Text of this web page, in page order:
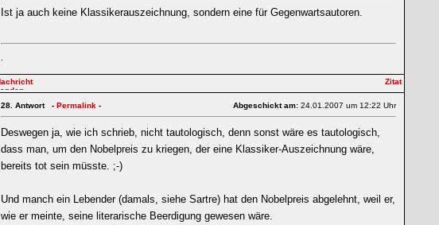
Ist ja auch keine Klassikerauszeichnung, sondern eine für Gegenwartsautoren.
.
28. Antwort - Permalink - Abgeschickt am: 24.01.2007 um 12:22 Uhr
Deswegen ja, wie ich schrieb, nicht tautologisch, denn sonst wäre es tautologisch,
dass man, um den Nobelpreis zu kriegen, der eine Klassiker-Auszeichnung wäre,
bereits tot sein müsste. ;-)
Und manch ein Lebender (damals, siehe Sartre) hat den Nobelpreis abgelehnt, weil er,
wie er meinte, seine literarische Beerdigung gewesen wäre.